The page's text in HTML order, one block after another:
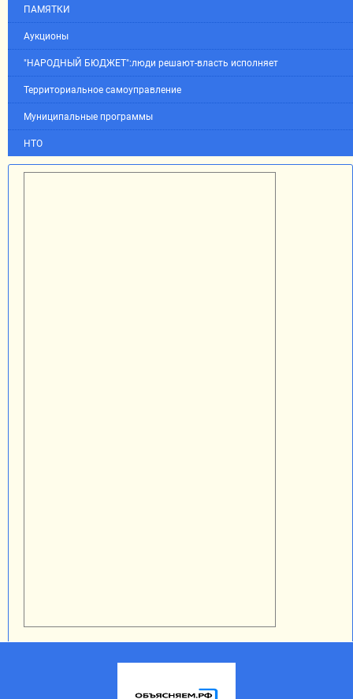
ПАМЯТКИ
Аукционы
"НАРОДНЫЙ БЮДЖЕТ":люди решают-власть исполняет
Территориальное самоуправление
Муниципальные программы
НТО